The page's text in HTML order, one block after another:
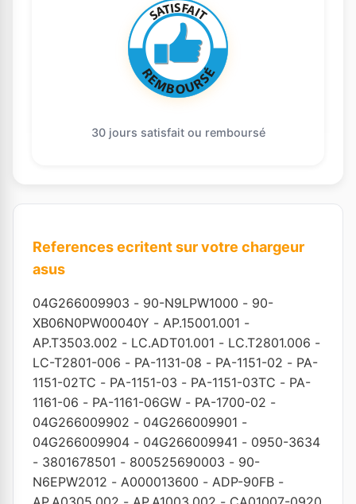
30 jours satisfait ou remboursé
References ecritent sur votre chargeur
asus
04G266009903 - 90-N9LPW1000 - 90-
XB06N0PW00040Y - AP.15001.001 -
AP.T3503.002 - LC.ADT01.001 - LC.T2801.006 -
LC-T2801-006 - PA-1131-08 - PA-1151-02 - PA-
1151-02TC - PA-1151-03 - PA-1151-03TC - PA-
1161-06 - PA-1161-06GW - PA-1700-02 -
04G266009902 - 04G266009901 -
04G266009904 - 04G266009941 - 0950-3634
- 3801678501 - 800525690003 - 90-
N6EPW2012 - A000013600 - ADP-90FB -